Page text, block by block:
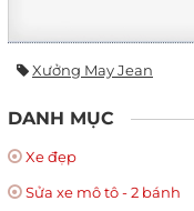
Xưởng May Jean
DANH MỤC
Xe đẹp
Sửa xe mô tô - 2 bánh